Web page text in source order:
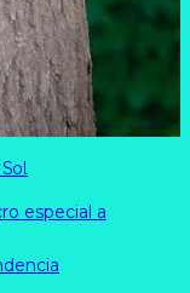
especial a